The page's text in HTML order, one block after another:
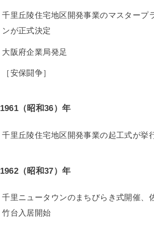
千里丘陵住宅地区開発事業のマスタープ
ンが正式決定
大阪府企業局発足
［安保闘争］
1961（昭和36）年
千里丘陵住宅地区開発事業の起工式が挙
1962（昭和37）年
千里ニュータウンのまちびらき式開催、
竹台入居開始